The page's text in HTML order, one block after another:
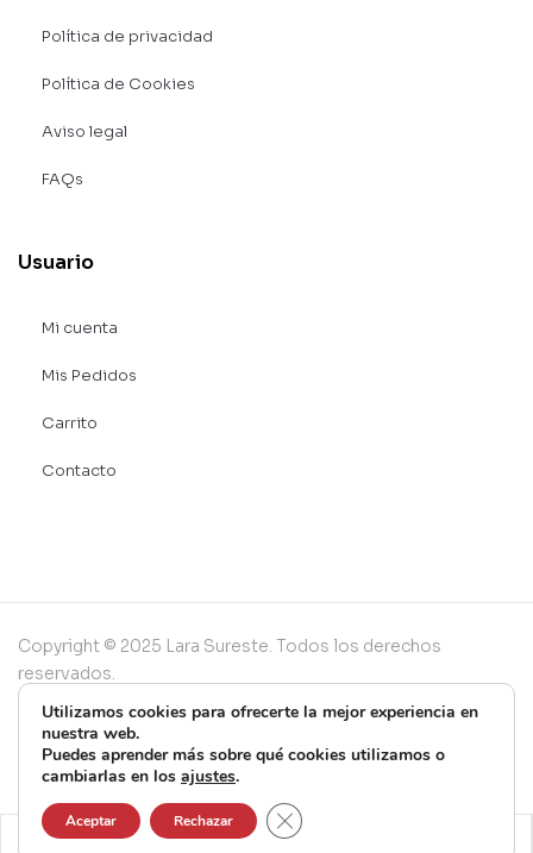
Política de privacidad
Política de Cookies
Aviso legal
FAQs
Usuario
Mi cuenta
Mis Pedidos
Carrito
Contacto
Copyright © 2025 Lara Sureste. Todos los derechos
reservados.
Utilizamos cookies para ofrecerte la mejor experiencia en
nuestra web.
Puedes aprender más sobre qué cookies utilizamos o
cambiarlas en los ajustes.
Aceptar Rechazar Cerrar el banner de cookies